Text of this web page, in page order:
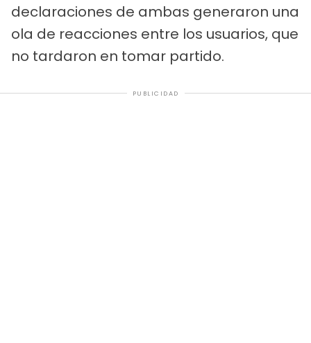
declaraciones de ambas generaron una
ola de reacciones entre los usuarios, que
no tardaron en tomar partido.
PUBLICIDAD